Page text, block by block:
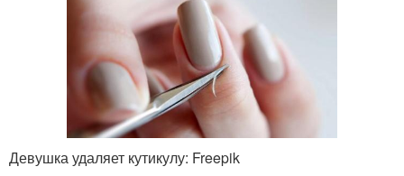
Девушка удаляет кутикулу: Freepik